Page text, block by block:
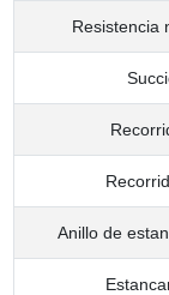
Resistencia
Anillo de